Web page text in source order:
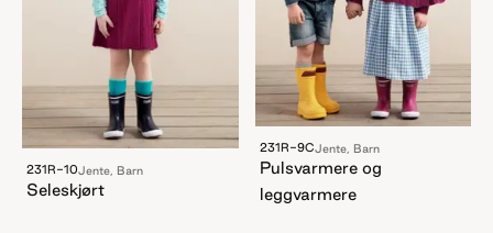
231R-10Jente, Barn
Seleskjørt
231R-9CJente, Barn
Pulsvarmere og
leggvarmere